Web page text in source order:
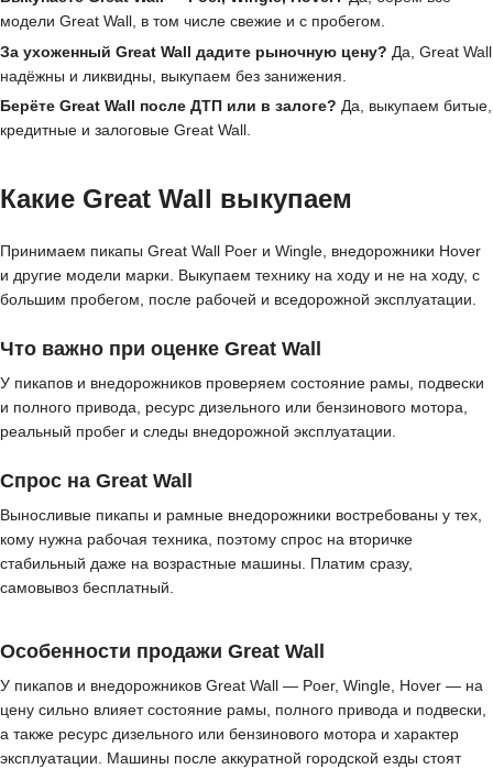
модели Great Wall, в том числе свежие и с пробегом.
За ухоженный Great Wall дадите рыночную цену? Да, Great Wall
надёжны и ликвидны, выкупаем без занижения.
Берёте Great Wall после ДТП или в залоге? Да, выкупаем битые,
кредитные и залоговые Great Wall.
Какие Great Wall выкупаем
Принимаем пикапы Great Wall Poer и Wingle, внедорожники Hover
и другие модели марки. Выкупаем технику на ходу и не на ходу, с
большим пробегом, после рабочей и вседорожной эксплуатации.
Что важно при оценке Great Wall
У пикапов и внедорожников проверяем состояние рамы, подвески
и полного привода, ресурс дизельного или бензинового мотора,
реальный пробег и следы внедорожной эксплуатации.
Спрос на Great Wall
Выносливые пикапы и рамные внедорожники востребованы у тех,
кому нужна рабочая техника, поэтому спрос на вторичке
стабильный даже на возрастные машины. Платим сразу,
самовывоз бесплатный.
Особенности продажи Great Wall
У пикапов и внедорожников Great Wall — Poer, Wingle, Hover — на
цену сильно влияет состояние рамы, полного привода и подвески,
а также ресурс дизельного или бензинового мотора и характер
эксплуатации. Машины после аккуратной городской езды стоят